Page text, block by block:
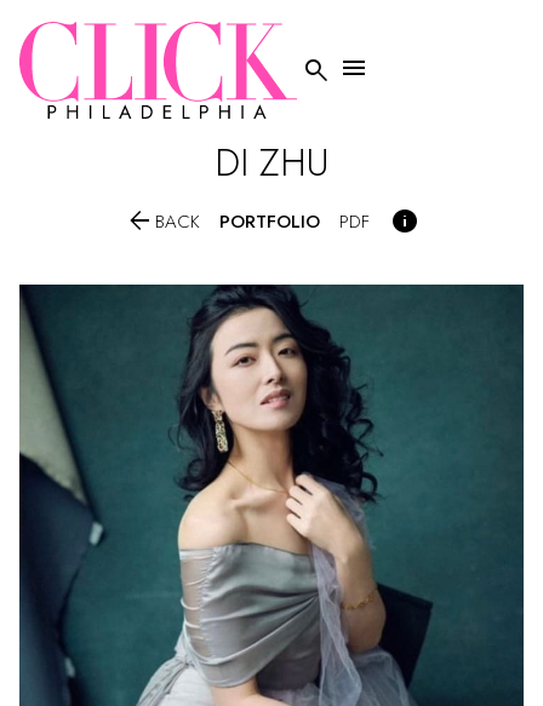
 
DI ZHU
 BACK PORTFOLIO PDF 